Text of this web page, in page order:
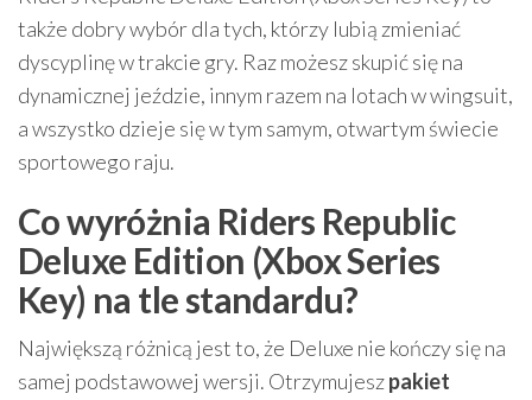
także dobry wybór dla tych, którzy lubią zmieniać
dyscyplinę w trakcie gry. Raz możesz skupić się na
dynamicznej jeździe, innym razem na lotach w wingsuit,
a wszystko dzieje się w tym samym, otwartym świecie
sportowego raju.
Co wyróżnia Riders Republic
Deluxe Edition (Xbox Series
Key) na tle standardu?
Największą różnicą jest to, że Deluxe nie kończy się na
samej podstawowej wersji. Otrzymujeszpakiet